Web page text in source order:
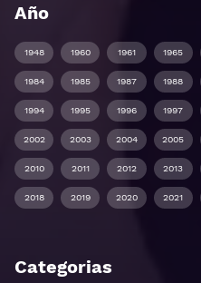
Año
1948 1960 1961 1965
1984 1985 1987 1988
1994 1995 1996 1997
2002 2003 2004 2005
2010 2011 2012 2013
2018 2019 2020 2021
Categorias